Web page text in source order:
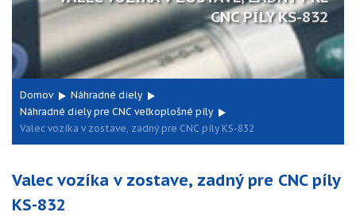
CNC PÍLY KS-832
Domov
Náhradné diely
Náhradné diely pre CNC veľkoplošné píly
Valec vozíka v zostave, zadný pre CNC píly KS-832
Valec vozíka v zostave, zadný pre CNC píly
KS-832